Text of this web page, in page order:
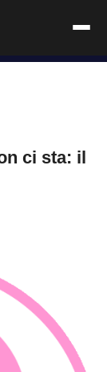
ci sta: il